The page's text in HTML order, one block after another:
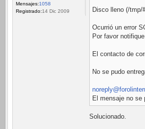
Mensajes:1058
Registrado:14 Dic 2009 Disco lleno (/tmp/
Ocurrió un error
Por favor
El contacto de
No se pudo
El mensaje no se
Solucionado.